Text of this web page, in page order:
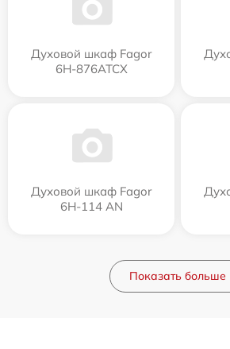
Духовой шкаф Fagor
6H-876ATCX
Духовой шкаф Fagor
6H-114 AN
Показать больше